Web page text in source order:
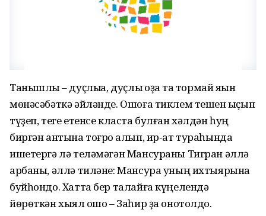
Танышлыҡ – дуҫлыҡҡа, дуҫлыҡ оҙаҡ та тормай яҡын
мөнәсәбәткә әйләнде. Ошоға тиклем тешен ҡыҫып
түҙеп, теге етенсе класта булған хәлдән һуң
биргән антына тоғро ҡалып, ир-ат тураһында
ишетергә лә теләмәгән Мансураны Тигран әллә
арбаны, әллә тиләне: Мансура уның ихтыярына
буйһондо. Хатта бер талайға күңелендә
йөрөткән хыял ҡошо – Заһир ҙа онотолдо.